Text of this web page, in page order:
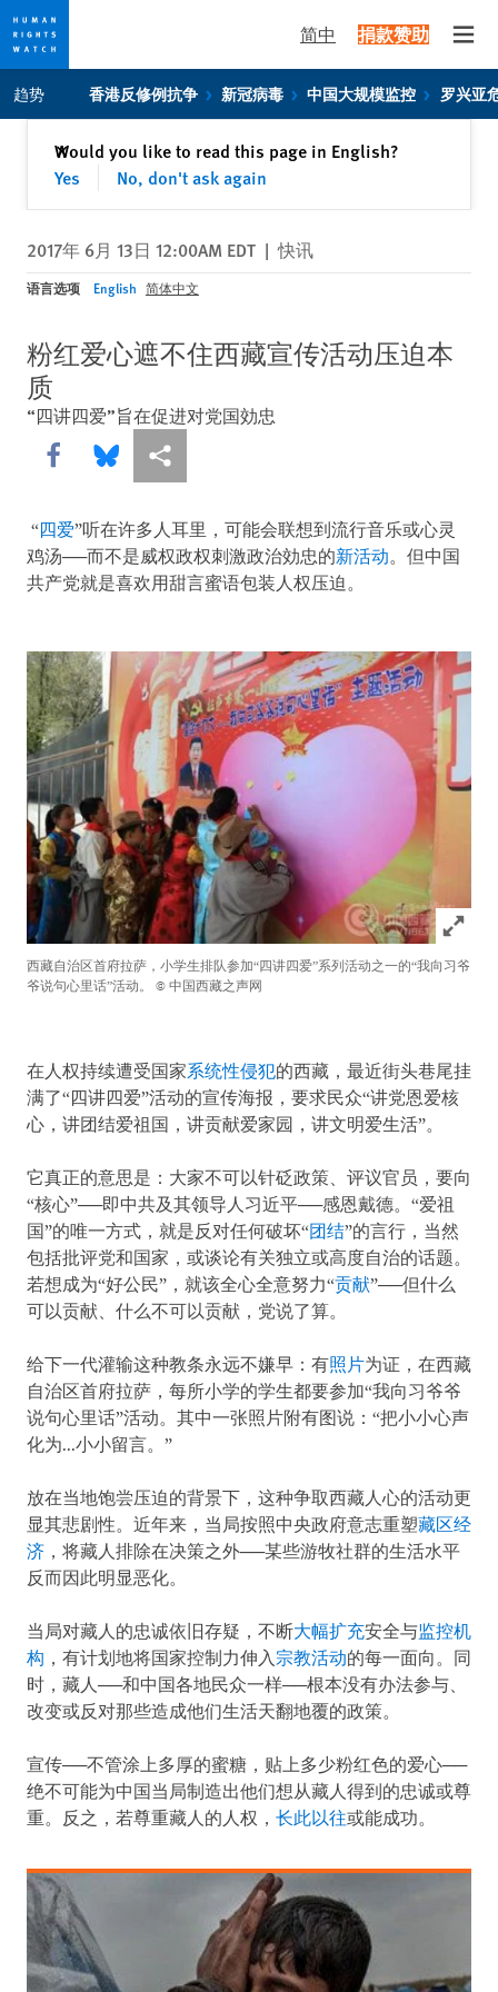
Skip
to
privacy
Skip
to
content
简中 捐款赞助
趋势 香港反修例抗争 新冠病毒 中国大规模监控 罗兴亚
Would you like to read this page in English?
Yes
No, don't ask again
✕关闭
2017年 6月 13日 12:00AM EDT | 快讯
语言选项 English 简体中文
粉红爱心遮不住西藏宣传活动压迫本
质
“四讲四爱”旨在促进对党国効忠
Share this via Facebook
Share this via Bluesky
More sharing options
“四爱”听在许多人耳里，可能会联想到流行音乐或心灵
鸡汤──而不是威权政权刺激政治効忠的新活动。但中国
共产党就是喜欢用甜言蜜语包装人权压迫。
Click to
西藏自治区首府拉萨，小学生排队参加“四讲四爱”系列活动之一的“我向习爷
爷说句心里话”活动。 © 中国西藏之声网
在人权持续遭受国家系统性侵犯的西藏，最近街头巷尾挂
满了“四讲四爱”活动的宣传海报，要求民众“讲党恩爱核
心，讲团结爱祖国，讲贡献爱家园，讲文明爱生活”。
它真正的意思是：大家不可以针砭政策、评议官员，要向
“核心”──即中共及其领导人习近平──感恩戴德。“爱祖
国”的唯一方式，就是反对任何破坏“团结”的言行，当然
包括批评党和国家，或谈论有关独立或高度自治的话题。
若想成为“好公民”，就该全心全意努力“贡献”──但什么
可以贡献、什么不可以贡献，党说了算。
给下一代灌输这种教条永远不嫌早：有照片为证，在西藏
自治区首府拉萨，每所小学的学生都要参加“我向习爷爷
说句心里话”活动。其中一张照片附有图说：“把小小心声
化为...小小留言。”
放在当地饱尝压迫的背景下，这种争取西藏人心的活动更
显其悲剧性。近年来，当局按照中央政府意志重塑藏区经
济 ，将藏人排除在决策之外──某些游牧社群的生活水平
反而因此明显恶化。
当局对藏人的忠诚依旧存疑，不断大幅扩充安全与监控机
构 ，有计划地将国家控制力伸入宗教活动的每一面向。同
时，藏人──和中国各地民众一样──根本没有办法参与、
改变或反对那些造成他们生活天翻地覆的政策。
宣传──不管涂上多厚的蜜糖，贴上多少粉红色的爱心──
绝不可能为中国当局制造出他们想从藏人得到的忠诚或尊
重。反之，若尊重藏人的人权， 长此以往或能成功。